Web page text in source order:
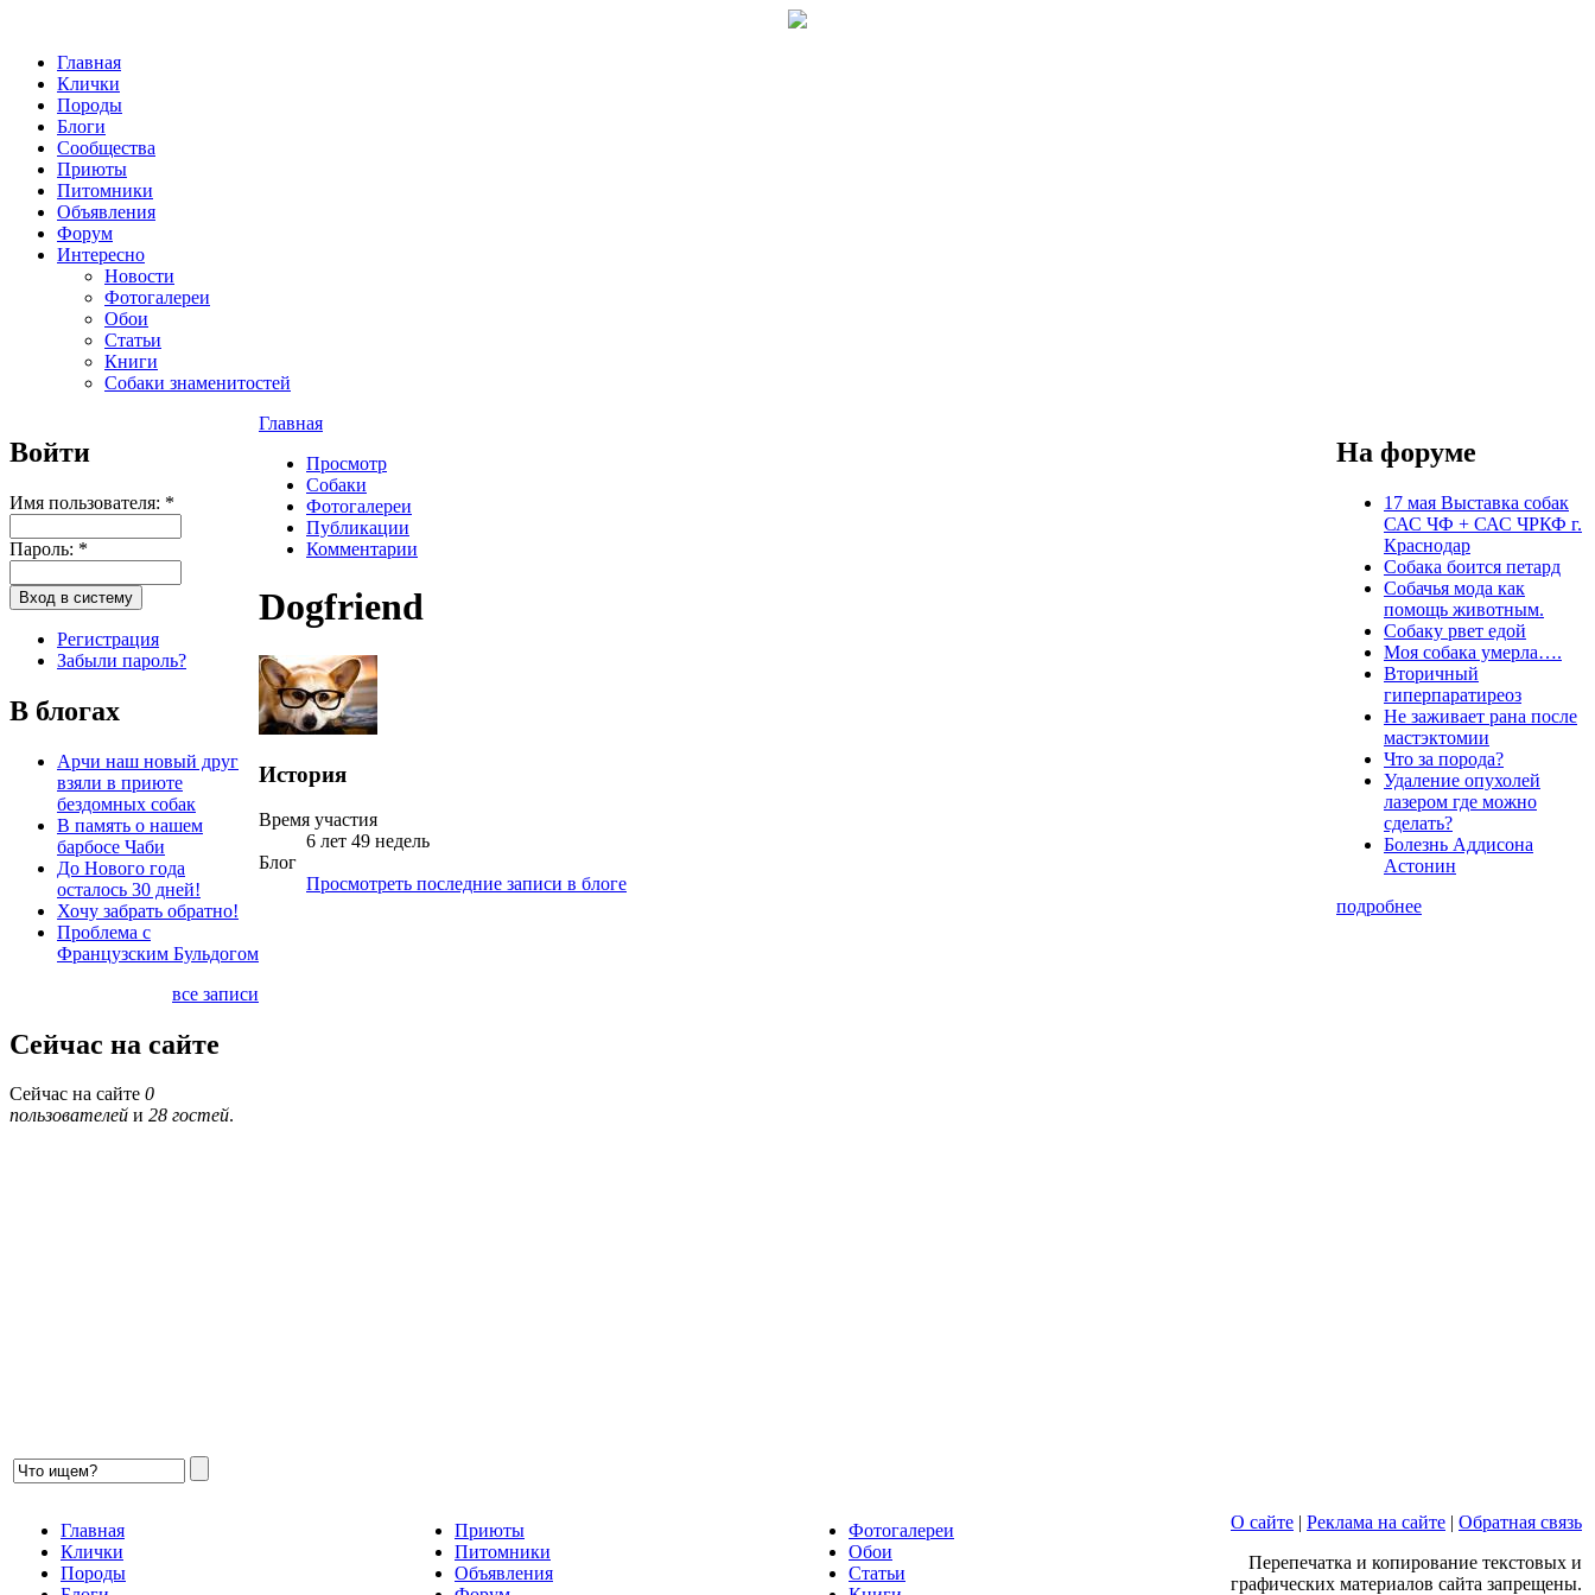
Главная
Клички
Породы
Блоги
Сообщества
Приюты
Питомники
Объявления
Форум
Интересно
Новости
Фотогалереи
Обои
Статьи
Книги
Собаки знаменитостей
Войти
Имя пользователя: *
Пароль: *
Регистрация
Забыли пароль?
В блогах
Арчи наш новый друг
взяли в приюте
бездомных собак
В память о нашем
барбосе Чаби
До Нового года
осталось 30 дней!
Хочу забрать обратно!
Проблема с
Французским Бульдогом
все записи
Сейчас на сайте
Сейчас на сайте 0
пользователей и 28 гостей.
Главная
Просмотр
Собаки
Фотогалереи
Публикации
Комментарии
Dogfriend
История
Время участия
6 лет 49 недель
Блог
Просмотреть последние записи в блоге
На форуме
17 мая Выставка собак
САС ЧФ + САС ЧРКФ г.
Краснодар
Собака боится петард
Собачья мода как
помощь животным.
Собаку рвет едой
Моя собака умерла….
Вторичный
гиперпаратиреоз
Не заживает рана после
мастэктомии
Что за порода?
Удаление опухолей
лазером где можно
сделать?
Болезнь Аддисона
Астонин
подробнее
Главная
Клички
Породы
Приюты
Питомники
Объявления
Фотогалереи
Обои
Статьи
О сайте | Реклама на сайте | Обратная связь
Перепечатка и копирование текстовых и
графических материалов сайта запрещены.